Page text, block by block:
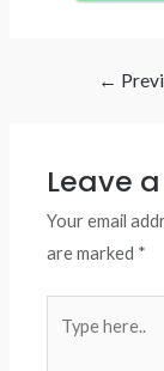
Post←
Leave
Your email
are marked *
here..